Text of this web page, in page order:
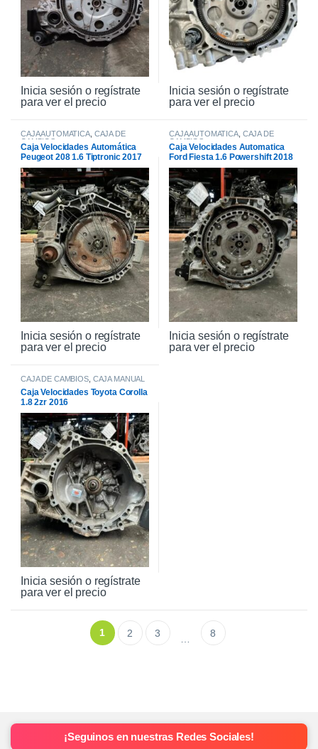
Inicia sesión o regístrate
para ver el precio
Inicia sesión o regístrate
para ver el precio
CAJA AUTOMATICA, CAJA DE
CAMBIOS
Caja Velocidades Automática
Peugeot 208 1.6 Tiptronic 2017
Inicia sesión o regístrate
para ver el precio
CAJA AUTOMATICA, CAJA DE
CAMBIOS
Caja Velocidades Automatica
Ford Fiesta 1.6 Powershift 2018
Inicia sesión o regístrate
para ver el precio
CAJA DE CAMBIOS, CAJA MANUAL
Caja Velocidades Toyota Corolla
1.8 2zr 2016
Inicia sesión o regístrate
para ver el precio
1 2 3 8
¡Seguinos en nuestras Redes Sociales!